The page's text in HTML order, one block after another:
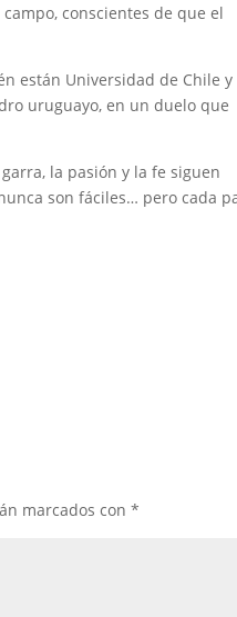
conscientes de que el
están Universidad de Chile y
uruguayo, en un duelo que
la pasión y la fe siguen
son fáciles… pero cada
marcados con*